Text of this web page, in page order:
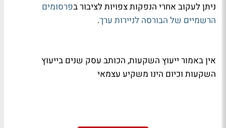
ניתן לעקוב אחרי הנפקות צפויות לציבור בפרסומים
הרשמיים של הבורסה לניירות ערך.
אין באמור ייעוץ השקעות, הכותב עסק שנים בייעוץ
השקעות וכיום הינו משקיע עצמאי